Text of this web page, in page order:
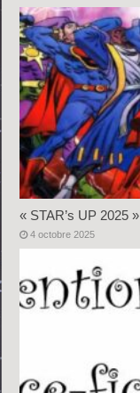
« STAR’s UP 2025 »
4 octobre 2025